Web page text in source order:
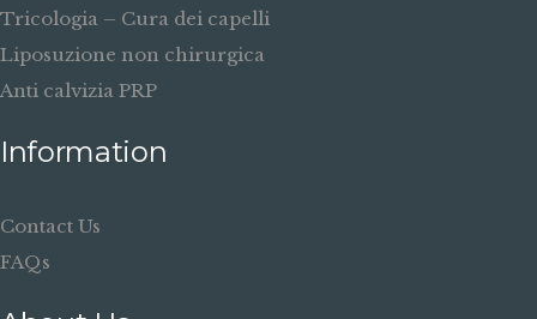
Tricologia – Cura dei capelli
Liposuzione non chirurgica
Anti calvizia PRP
Information
Contact Us
FAQs